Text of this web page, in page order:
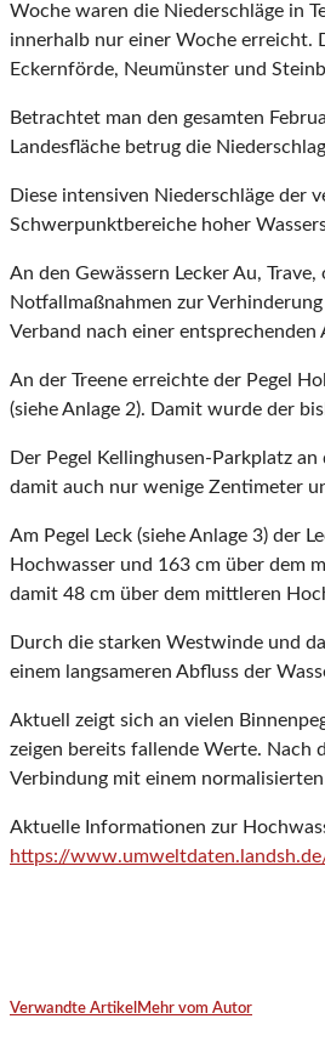
Woche waren die Niederschläge in
innerhalb nur einer Woche erreicht.
Eckernförde, Neumünster und
Betrachtet man den gesam­ten
Landesfläche betrug die
Diese intensiven Niederschläge der
Schwerpunktbereiche hoher
An den Gewässern Lecker Au,
Notfallmaßnahmen zur
Verband nach einer entsprechenden
An der Treene erreichte der Pegel
(siehe Anlage 2). Damit wurde der
Der Pegel Kellinghusen-Parkplatz
damit auch nur wenige Zentimeter
Am Pegel Leck (siehe Anlage 3) der
Hochwasser und 163 cm über dem
damit 48 cm über dem mittleren
Durch die starken Westwinde und
einem langsameren Abfluss der
Aktuell zeigt sich an vielen
zeigen bereits fallende Werte. Nach
Verbindung mit einem
Aktuelle Informationen zur
https://
Verwandte Artikel Mehr vom Autor